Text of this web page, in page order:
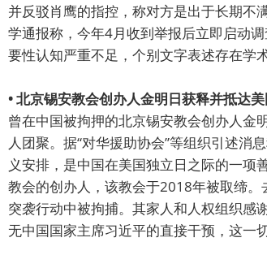
并反驳肖鹰的指控，称对方是出于长期不
学通报称，今年4月收到举报后立即启动
要性认知严重不足，个别文字表述存在学
• 北京锡安教会创办人金明日获释并抵达美
曾在中国被拘押的北京锡安教会创办人金
人团聚。据“对华援助协会”等组织引述消
义安排，是中国在美国独立日之际的一项
教会的创办人，该教会于2018年被取缔
突袭行动中被拘捕。其家人和人权组织感
无中国国家主席习近平的直接干预，这一